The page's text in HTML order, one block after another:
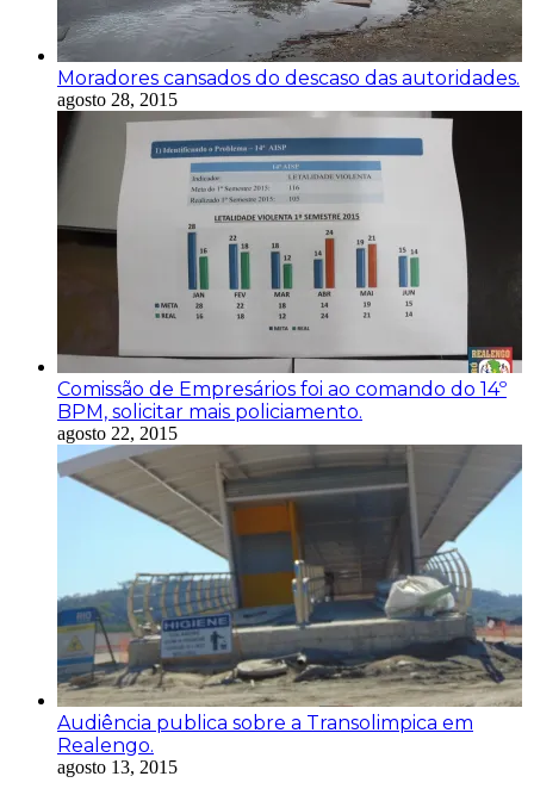
Moradores cansados do descaso das autoridades.
agosto 28, 2015
Comissão de Empresários foi ao comando do 14º
BPM, solicitar mais policiamento.
agosto 22, 2015
Audiência publica sobre a Transolimpica em
Realengo.
agosto 13, 2015